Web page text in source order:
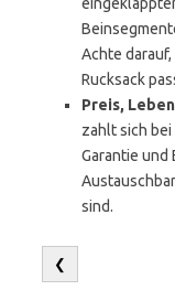
Achte darauf,
Rucksack
Preis,
zahlt sich
Garantie und
sind.
❮